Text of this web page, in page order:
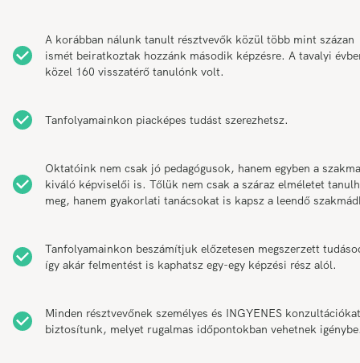
A korábban nálunk tanult résztvevők közül több mint százan
ismét beiratkoztak hozzánk második képzésre. A tavalyi
közel 160 visszatérő tanulónk volt.
Tanfolyamainkon piacképes tudást szerezhetsz.
Oktatóink nem csak jó pedagógusok, hanem egyben a szakma
kiváló képviselői is. Tőlük nem csak a száraz elméletet
meg, hanem gyakorlati tanácsokat is kapsz a leendő
Tanfolyamainkon beszámítjuk előzetesen megszerzett
így akár felmentést is kaphatsz egy-egy képzési rész alól.
Minden résztvevőnek személyes és INGYENES konzultációkat
biztosítunk, melyet rugalmas időpontokban vehetnek